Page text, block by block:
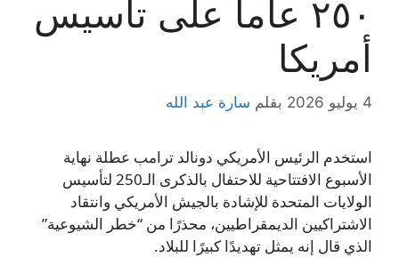
٢٥٠ عاماً على تأسيس
أمريكا
4 يوليو 2026 بقلم سارة عبد الله
استخدم الرئيس الأمريكي دونالد ترامب عطلة نهاية
الأسبوع الافتتاحية للاحتفال بالذكرى الـ250 لتأسيس
الولايات المتحدة للإشادة بالجيش الأمريكي وانتقاد
الاشتراكيين الديمقراطيين، محذرًا من “خطر الشيوعية”
الذي قال إنه يمثل تهديدًا كبيرًا للبلاد.